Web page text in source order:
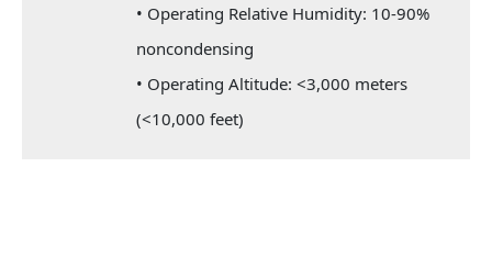
• Operating Relative Humidity: 10-90%
noncondensing
• Operating Altitude: <3,000 meters
(<10,000 feet)